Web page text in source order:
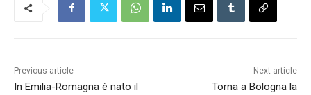
Previous article
In Emilia-Romagna è nato il
Next article
Torna a Bologna la